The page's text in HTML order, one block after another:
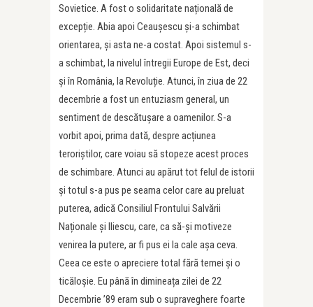
Sovietice. A fost o solidaritate națională de
excepție. Abia apoi Ceaușescu și-a schimbat
orientarea, și asta ne-a costat. Apoi sistemul s-
a schimbat, la nivelul întregii Europe de Est, deci
și în România, la Revoluție. Atunci, în ziua de 22
decembrie a fost un entuziasm general, un
sentiment de descătușare a oamenilor. S-a
vorbit apoi, prima dată, despre acțiunea
teroriștilor, care voiau să stopeze acest proces
de schimbare. Atunci au apărut tot felul de istorii
și totul s-a pus pe seama celor care au preluat
puterea, adică Consiliul Frontului Salvării
Naționale și Iliescu, care, ca să-și motiveze
venirea la putere, ar fi pus ei la cale așa ceva.
Ceea ce este o apreciere total fără temei și o
ticăloșie. Eu până în dimineața zilei de 22
Decembrie ’89 eram sub o supraveghere foarte